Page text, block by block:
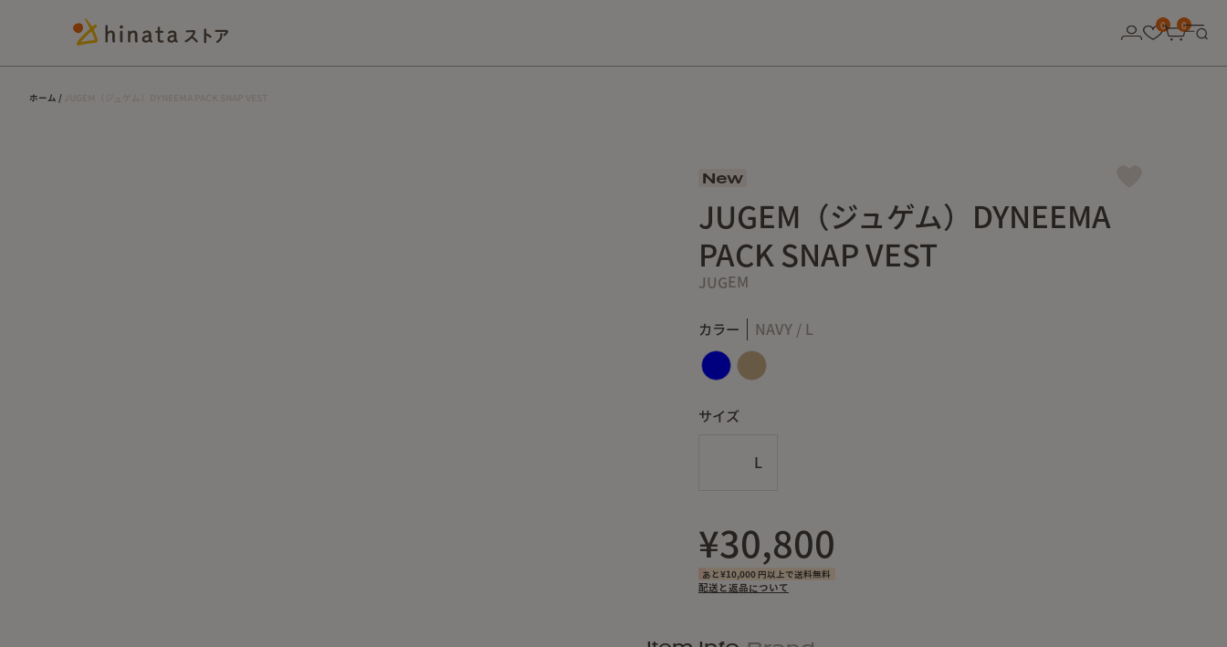
0 0
ホーム
New
JUGEM（ジュゲム）DYNEEMA
PACK SNAP VEST
JUGEM
カラー NAVY / L
サイズ
¥30,800
あと¥10,000 円以上で送料無料
配送と返品について